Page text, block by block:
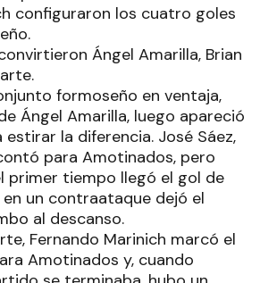
configuraron los cuatro goles
Ángel Amarilla, Brian
formoseño en ventaja,
Ángel Amarilla, luego apareció
estirar la diferencia. José Sáez,
para Amotinados, pero
primer tiempo llegó el gol de
en un contraataque dejó el
al descanso.
Fernando Marinich marcó el
Amotinados y, cuando